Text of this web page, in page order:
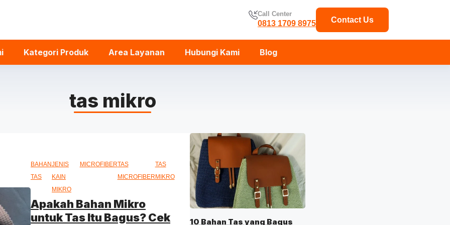
Call Center
0813 1709 8975 Contact Us
Kategori Produk Area Layanan Hubungi Kami Blog
tas mikro
BAHAN
TAS
JENIS
KAIN
MIKRO
MICROFIBERTAS
MICROFIBER
TAS
MIKRO
Apakah Bahan Mikro
untuk Tas Itu Bagus? Cek
10 Bahan Tas yang Bagus